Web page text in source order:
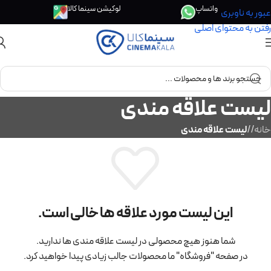
عبور به ناوبری
رفتن به محتوای اصلی
واتساپ لوکیشن سینما کالا
لیست علاقه مندی
خانه/ لیست علاقه مندی
این لیست مورد علاقه ها خالی است.
شما هنوز هیچ محصولی در لیست علاقه مندی ها ندارید.
در صفحه "فروشگاه" ما محصولات جالب زیادی پیدا خواهید کرد.